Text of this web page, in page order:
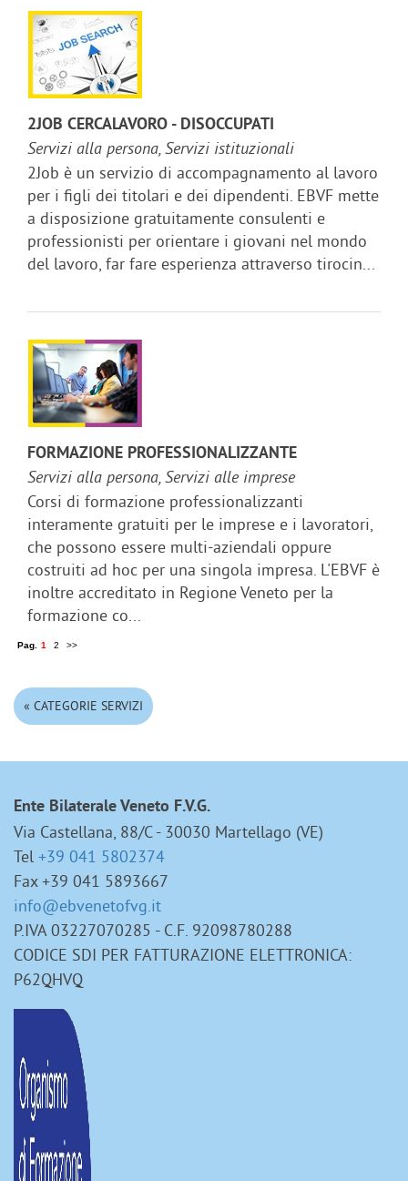
2JOB CERCALAVORO - DISOCCUPATI
Servizi alla persona, Servizi istituzionali
2Job è un servizio di accompagnamento al lavoro
per i figli dei titolari e dei dipendenti. EBVF mette
a disposizione gratuitamente consulenti e
professionisti per orientare i giovani nel mondo
del lavoro, far fare esperienza attraverso tirocin...
FORMAZIONE PROFESSIONALIZZANTE
Servizi alla persona, Servizi alle imprese
Corsi di formazione professionalizzanti
interamente gratuiti per le imprese e i lavoratori,
che possono essere multi-aziendali oppure
costruiti ad hoc per una singola impresa. L'EBVF è
inoltre accreditato in Regione Veneto per la
formazione co...
Pag. 1 2 >>
« CATEGORIE SERVIZI
Ente Bilaterale Veneto F.V.G.
Via Castellana, 88/C - 30030 Martellago (VE)
Tel +39 041 5802374
Fax +39 041 5893667
info@ebvenetofvg.it
P.IVA 03227070285 - C.F. 92098780288
CODICE SDI PER FATTURAZIONE ELETTRONICA:
P62QHVQ